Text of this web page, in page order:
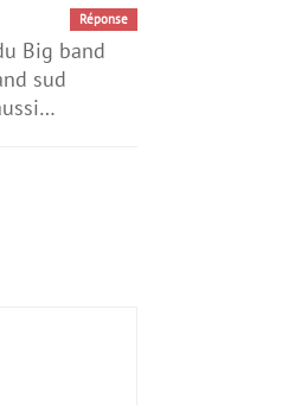
Réponse
Big band
sud